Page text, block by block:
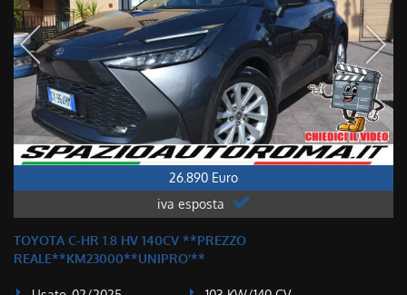
26.890 Euro
iva esposta
TOYOTA C-HR 1.8 HV 140CV **PREZZO
REALE**KM23000**UNIPRO'**